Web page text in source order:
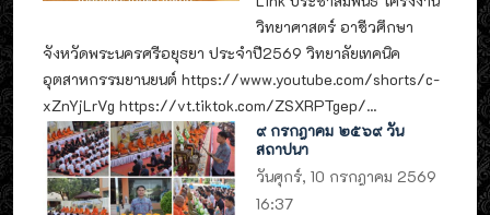
วิทยาศาสตร์ อาชีวศึกษา
จังหวัดพระนครศรีอยุธยา ประจำปี2569 วิทยาลัยเทคนิค
อุตสาหกรรมยานยนต์ https://www.youtube.com/shorts/c-
xZnYjLrVg https://vt.tiktok.com/ZSXRPTgep/...
๙ กรกฎาคม ๒๕๖๙ วัน
สถาปนา
วันศุกร์, 10 กรกฎาคม 2569
16:37